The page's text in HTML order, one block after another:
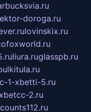
doroga.ru
lovinskix.ru
liura.ruglasspb.ru
1-xbetti-5.ru
2.ru